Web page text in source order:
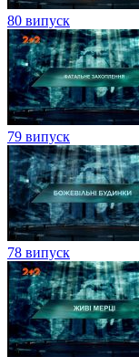
80 випуск
79 випуск
78 випуск